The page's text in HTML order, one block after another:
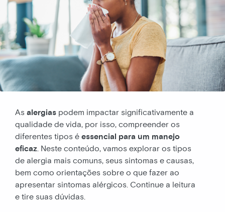
As alergias podem impactar significativamente a
qualidade de vida, por isso, compreender os
diferentes tipos é essencial para um manejo
eficaz. Neste conteúdo, vamos explorar os tipos
de alergia mais comuns, seus sintomas e causas,
bem como orientações sobre o que fazer ao
apresentar sintomas alérgicos. Continue a leitura
e tire suas dúvidas.